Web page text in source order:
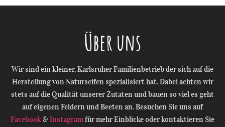
Über uns
Wir sind ein kleiner, Karlsruher Familienbetrieb der sich auf die
Herstellung von Naturseifen spezialisiert hat. Dabei achten wir
stets auf die Qualität unserer Zutaten und bauen so viel es geht
auf eigenen Feldern und Beeten an. Besuchen Sie uns auf
Facebook &Instagramfür mehr Einblicke oder kontaktieren Sie